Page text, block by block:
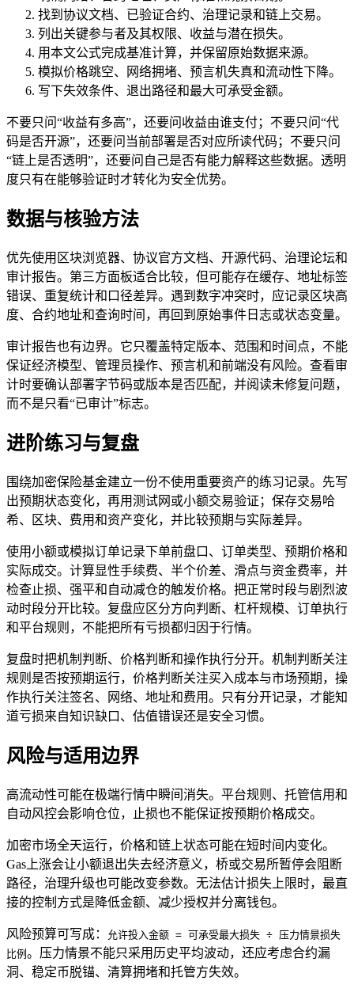
找到协议文档、已验证合约、治理记录和链上交易。
列出关键参与者及其权限、收益与潜在损失。
用本文公式完成基准计算，并保留原始数据来源。
模拟价格跳空、网络拥堵、预言机失真和流动性下降。
写下失效条件、退出路径和最大可承受金额。
不要只问“收益有多高”，还要问收益由谁支付；不要只问“代
码是否开源”，还要问当前部署是否对应所读代码；不要只问
“链上是否透明”，还要问自己是否有能力解释这些数据。透明
度只有在能够验证时才转化为安全优势。
数据与核验方法
优先使用区块浏览器、协议官方文档、开源代码、治理论坛和
审计报告。第三方面板适合比较，但可能存在缓存、地址标签
错误、重复统计和口径差异。遇到数字冲突时，应记录区块高
度、合约地址和查询时间，再回到原始事件日志或状态变量。
审计报告也有边界。它只覆盖特定版本、范围和时间点，不能
保证经济模型、管理员操作、预言机和前端没有风险。查看审
计时要确认部署字节码或版本是否匹配，并阅读未修复问题，
而不是只看“已审计”标志。
进阶练习与复盘
围绕加密保险基金建立一份不使用重要资产的练习记录。先写
出预期状态变化，再用测试网或小额交易验证；保存交易哈
希、区块、费用和资产变化，并比较预期与实际差异。
使用小额或模拟订单记录下单前盘口、订单类型、预期价格和
实际成交。计算显性手续费、半个价差、滑点与资金费率，并
检查止损、强平和自动减仓的触发价格。把正常时段与剧烈波
动时段分开比较。复盘应区分方向判断、杠杆规模、订单执行
和平台规则，不能把所有亏损都归因于行情。
复盘时把机制判断、价格判断和操作执行分开。机制判断关注
规则是否按预期运行，价格判断关注买入成本与市场预期，操
作执行关注签名、网络、地址和费用。只有分开记录，才能知
道亏损来自知识缺口、估值错误还是安全习惯。
风险与适用边界
高流动性可能在极端行情中瞬间消失。平台规则、托管信用和
自动风控会影响仓位，止损也不能保证按预期价格成交。
加密市场全天运行，价格和链上状态可能在短时间内变化。
Gas上涨会让小额退出失去经济意义，桥或交易所暂停会阻断
路径，治理升级也可能改变参数。无法估计损失上限时，最直
接的控制方式是降低金额、减少授权并分离钱包。
风险预算可写成：
允许投入金额 = 可承受最大损失 ÷ 压力情景损失
比例。压力情景不能只采用历史平均波动，还应考虑合约漏
洞、稳定币脱锚、清算拥堵和托管方失效。